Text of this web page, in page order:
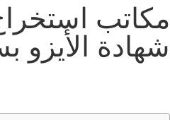
شهادة الأيزو